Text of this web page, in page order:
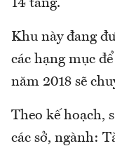
14 tầng.
Khu này đang
các hạng mục
năm 2018 sẽ
Theo kế hoạch,
các sở, ngành: